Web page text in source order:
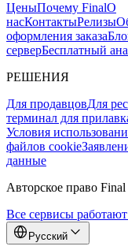
ЦеныПочему FinalО
насКонтактыРелизы
оформления заказа
серверБесплатный
РЕШЕНИЯ
Для продавцовДля
терминал для
Условия
файлов cookie
данные
Авторское право
Все сервисы
Русский